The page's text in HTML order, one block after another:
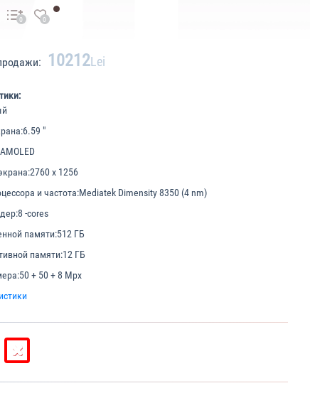
0 0
10212Lei
6.59 "
AMOLED
2760 х 1256
и частота:Mediatek Dimensity 8350 (4 nm)
8 -cores
памяти:512 ГБ
памяти:12 ГБ
50 + 50 + 8 Mpx